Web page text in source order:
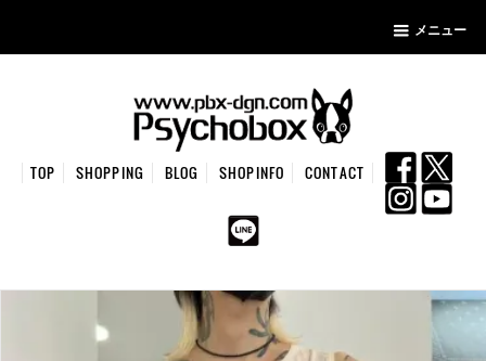
メニュー
TOP SHOPPING BLOG SHOPINFO CONTACT